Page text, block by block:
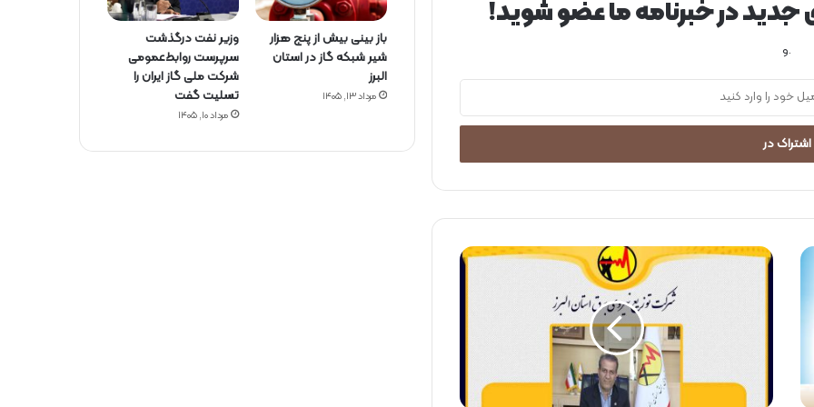
جدید در خبرنامه ما عضو شوید!
.و
م
باز بینی بیش از پنج هزار
شیر شبکه گاز در استان
البرز
مرداد ۱۳, ۱۴۰۵
وزیر نفت درگذشت
سرپرست روابط‌عمومی
شرکت ملی گاز ایران را
تسلیت گفت
مرداد ۱۰, ۱۴۰۵